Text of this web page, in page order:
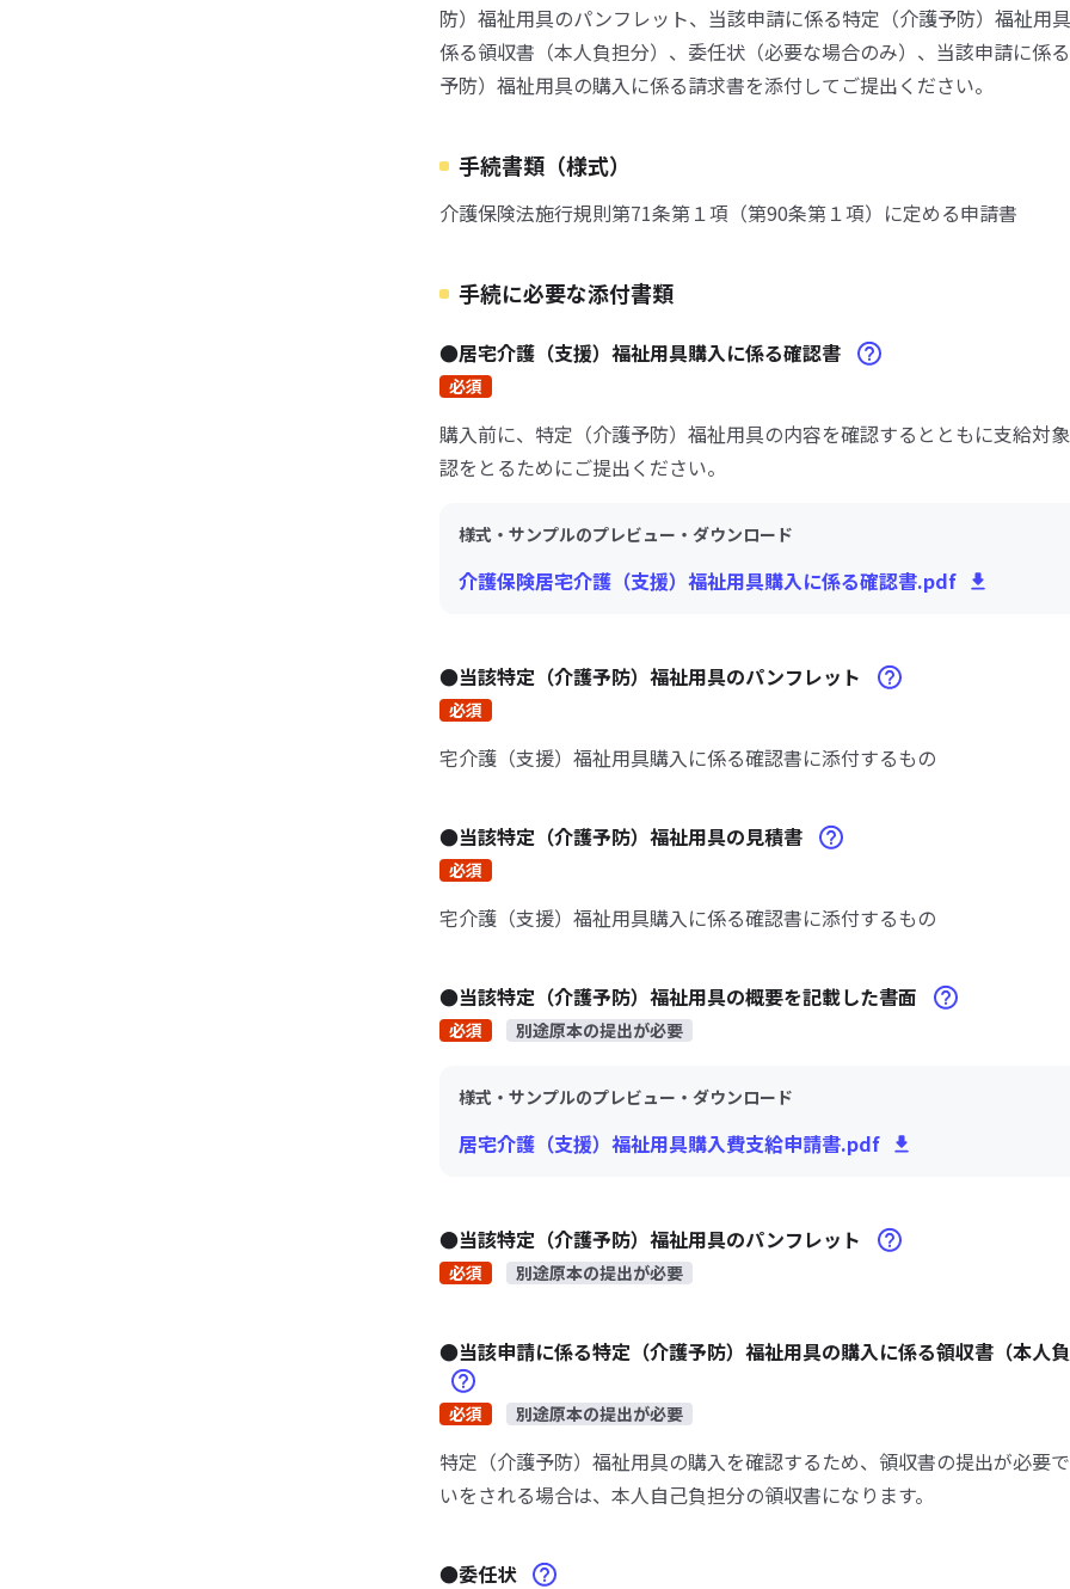
防）福祉用具のパンフレット、当該申請に係る特定（介護予防）福祉用
係る領収書（本人負担分）、委任状（必要な場合のみ）、当該申請に係
予防）福祉用具の購入に係る請求書を添付してご提出ください。
手続書類（様式）
介護保険法施行規則第71条第１項（第90条第１項）に定める申請書
手続に必要な添付書類
●居宅介護（支援）福祉用具購入に係る確認書
必須
購入前に、特定（介護予防）福祉用具の内容を確認するとともに支給対
認をとるためにご提出ください。
様式・サンプルのプレビュー・ダウンロード
介護保険居宅介護（支援）福祉用具購入に係る確認書.pdf
●当該特定（介護予防）福祉用具のパンフレット
必須
宅介護（支援）福祉用具購入に係る確認書に添付するもの
●当該特定（介護予防）福祉用具の見積書
必須
宅介護（支援）福祉用具購入に係る確認書に添付するもの
●当該特定（介護予防）福祉用具の概要を記載した書面
必須 別途原本の提出が必要
様式・サンプルのプレビュー・ダウンロード
居宅介護（支援）福祉用具購入費支給申請書.pdf
●当該特定（介護予防）福祉用具のパンフレット
必須 別途原本の提出が必要
●当該申請に係る特定（介護予防）福祉用具の購入に係る領収書（本人
必須 別途原本の提出が必要
特定（介護予防）福祉用具の購入を確認するため、領収書の提出が必要
いをされる場合は、本人自己負担分の領収書になります。
●委任状